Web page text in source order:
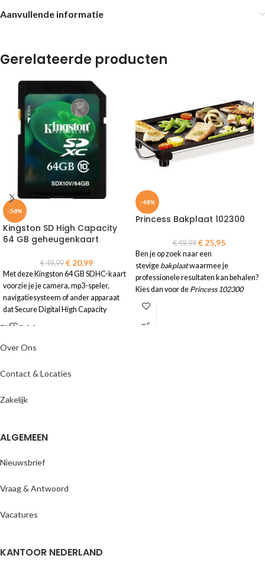
Aanvullende informatie
Gerelateerde producten
-58%
Kingston SD High Capacity
64 GB geheugenkaart
€49,99 €20,99
Met deze Kingston 64 GB SDHC-kaart
voorzie je je camera, mp3-speler,
navigatiesysteem of ander apparaat
dat Secure Digital High Capacity
ondersteunt, van maar liefst 64 GB aan
-48%
Princess Bakplaat 102300
€49,99 €25,95
Ben je op zoek naar een
stevige bakplaatwaarmee je
professionele resultaten kan behalen?
Kies dan voor de Princess 102300
Bakplaat.
ENJOYY
Over Ons
Contact & Locaties
Zakelijk
ALGEMEEN
Nieuwsbrief
Vraag & Antwoord
Vacatures
KANTOOR NEDERLAND